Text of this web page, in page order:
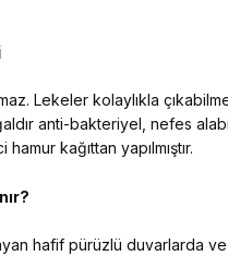
Lekeler kolaylıkla
anti-bakteriyel, nefes
kağıttan yapılmıştır.
hafif pürüzlü duvarlarda ve